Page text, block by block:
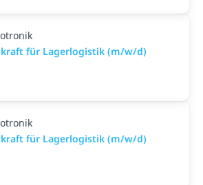
für Lagerlogistik (m/w/d)
für Lagerlogistik (m/w/d)